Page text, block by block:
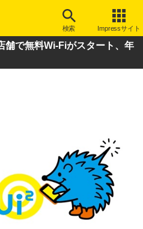
検索 Impressサイト
舗で無料Wi-Fiがスタート、年